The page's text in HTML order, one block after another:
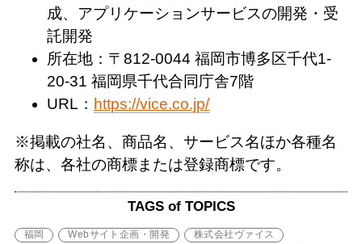
成、アプリケーションサービスの開発・受
託開発
所在地：〒812-0044 福岡市博多区千代1-
20-31 福岡県千代合同庁舎7階
URL： https://vice.co.jp/
※掲載の社名、商品名、サービス名ほか各種名
称は、各社の商標または登録商標です。
TAGS of TOPICS
福岡 Webサイト企画・開発
株式会社ヴァイス